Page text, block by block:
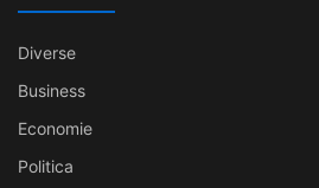
Diverse
Business
Economie
Politica